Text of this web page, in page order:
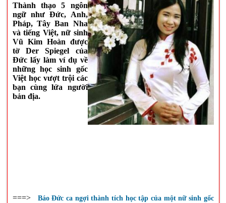
Thành thạo 5 ngôn
ngữ như Đức, Anh,
Pháp, Tây Ban Nha
và tiếng Việt, nữ sinh
Vũ Kim Hoàn được
tờ Der Spiegel của
Đức lấy làm ví dụ về
những học sinh gốc
Việt học vượt trội các
bạn cùng lứa người
bản địa.
===>
Báo Đức ca ngợi thành tích học tập của một nữ sinh gốc